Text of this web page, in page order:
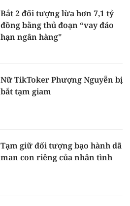
Bắt 2 đối tượng lừa hơn 7,1 tỷ
đồng bằng thủ đoạn “vay đáo
hạn ngân hàng"
Nữ TikToker Phượng Nguyễn bị
bắt tạm giam
Tạm giữ đối tượng bạo hành dã
man con riêng của nhân tình